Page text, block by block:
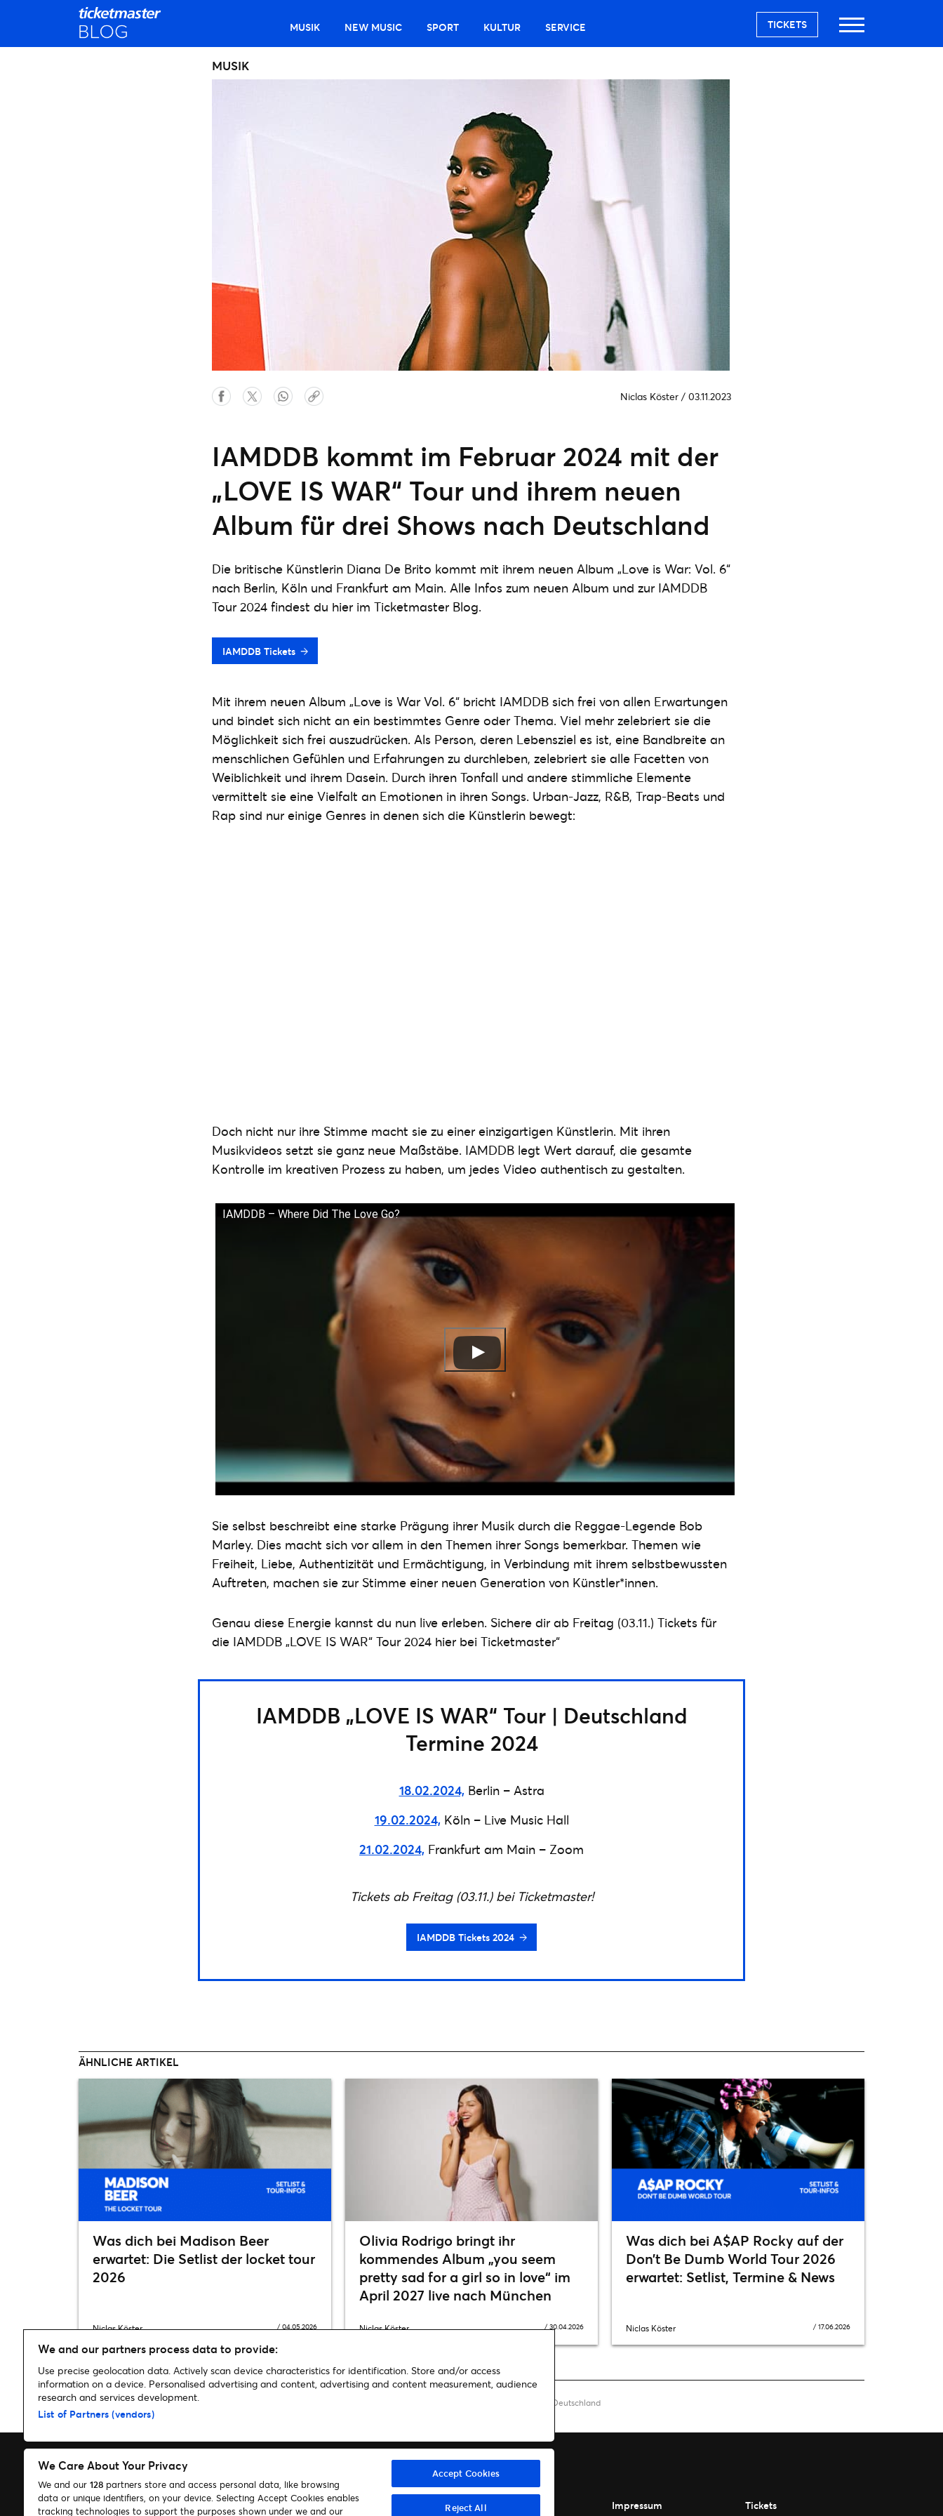
MUSIK NEW MUSIC SPORT KULTUR SERVICE TICKETS
MUSIK
Niclas Köster / 03.11.2023
IAMDDB kommt im Februar 2024 mit der
„LOVE IS WAR“ Tour und ihrem neuen
Album für drei Shows nach Deutschland
Die britische Künstlerin Diana De Brito kommt mit ihrem neuen Album „Love is War: Vol. 6“
nach Berlin, Köln und Frankfurt am Main. Alle Infos zum neuen Album und zur IAMDDB
Tour 2024 findest du hier im Ticketmaster Blog.
IAMDDB Tickets
Mit ihrem neuen Album „Love is War Vol. 6“ bricht IAMDDB sich frei von allen Erwartungen
und bindet sich nicht an ein bestimmtes Genre oder Thema. Viel mehr zelebriert sie die
Möglichkeit sich frei auszudrücken. Als Person, deren Lebensziel es ist, eine Bandbreite an
menschlichen Gefühlen und Erfahrungen zu durchleben, zelebriert sie alle Facetten von
Weiblichkeit und ihrem Dasein. Durch ihren Tonfall und andere stimmliche Elemente
vermittelt sie eine Vielfalt an Emotionen in ihren Songs. Urban-Jazz, R&B, Trap-Beats und
Rap sind nur einige Genres in denen sich die Künstlerin bewegt:
Doch nicht nur ihre Stimme macht sie zu einer einzigartigen Künstlerin. Mit ihren
Musikvideos setzt sie ganz neue Maßstäbe. IAMDDB legt Wert darauf, die gesamte
Kontrolle im kreativen Prozess zu haben, um jedes Video authentisch zu gestalten.
IAMDDB – Where Did The Love Go?
Sie selbst beschreibt eine starke Prägung ihrer Musik durch die Reggae-Legende Bob
Marley. Dies macht sich vor allem in den Themen ihrer Songs bemerkbar. Themen wie
Freiheit, Liebe, Authentizität und Ermächtigung, in Verbindung mit ihrem selbstbewussten
Auftreten, machen sie zur Stimme einer neuen Generation von Künstler*innen.
Genau diese Energie kannst du nun live erleben. Sichere dir ab Freitag (03.11.) Tickets für
die IAMDDB „LOVE IS WAR“ Tour 2024 hier bei Ticketmaster“
IAMDDB „LOVE IS WAR“ Tour | Deutschland
Termine 2024
18.02.2024, Berlin – Astra
19.02.2024, Köln – Live Music Hall
21.02.2024, Frankfurt am Main – Zoom
Tickets ab Freitag (03.11.) bei Ticketmaster!
IAMDDB Tickets 2024
ÄHNLICHE ARTIKEL
Was dich bei Madison Beer
erwartet: Die Setlist der locket tour
2026
Niclas Köster /04.05.2026
Olivia Rodrigo bringt ihr
kommendes Album „you seem
pretty sad for a girl so in love“ im
April 2027 live nach München
Niclas Köster /30.04.2026
Was dich bei A$AP Rocky auf der
Don’t Be Dumb World Tour 2026
erwartet: Setlist, Termine & News
Niclas Köster /17.06.2026
Home»Musik»IAMDDB kommt im Februar 2024 mit der „LOVE IS WAR“ Tour und ihrem neuen Album für drei Shows nach Deutschland
Suchen Autor*innen Kontakt Impressum Tickets
We and our partners process data to provide:
Use precise geolocation data. Actively scan device characteristics for identification. Store and/or access
information on a device. Personalised advertising and content, advertising and content measurement, audience
research and services development.
List of Partners (vendors)
We Care About Your Privacy
We and our 128 partners store and access personal data, like browsing
data or unique identifiers, on your device. Selecting Accept Cookies enables
tracking technologies to support the purposes shown under we and our
Accept Cookies
Reject All